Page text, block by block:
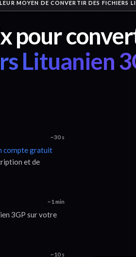
MOYEN DE CONVERTIR DES FICHIERS
pour
Lituanien
~30 s
compte gratuit
et de
~1 min
3GP sur votre
~10 s